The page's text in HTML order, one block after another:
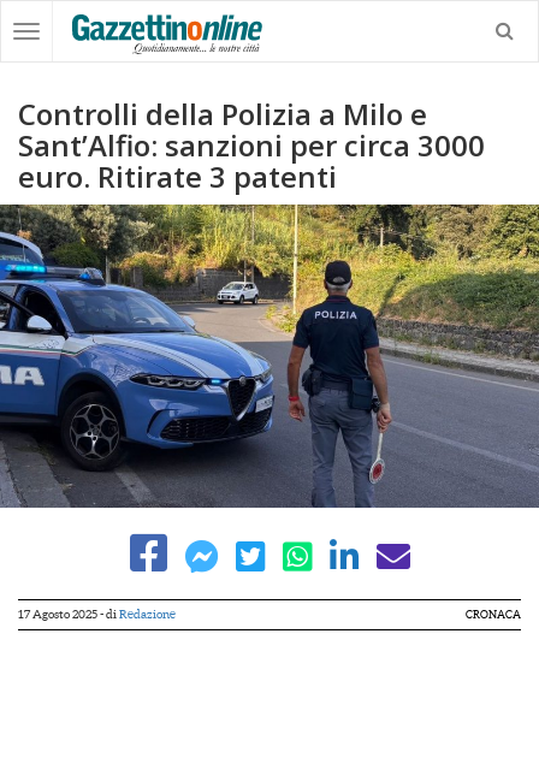
Controlli della Polizia a Milo e
Sant’Alfio: sanzioni per circa 3000
euro. Ritirate 3 patenti
17 Agosto 2025- di Redazione CRONACA